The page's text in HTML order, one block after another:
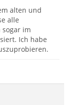
alten und
alle
im
Ich habe